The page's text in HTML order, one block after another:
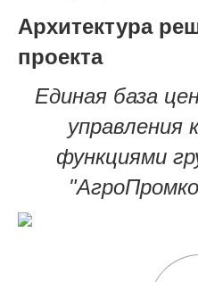
Архитектура
проекта
Единая база
управления
функциями